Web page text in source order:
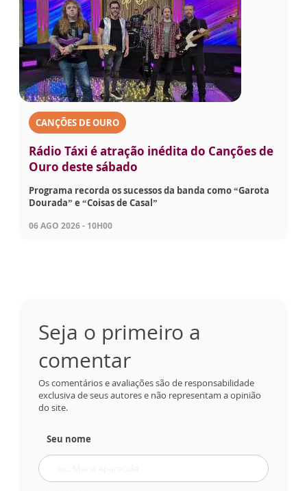
CANÇÕES DE OURO
Rádio Táxi é atração inédita do Canções de
Ouro deste sábado
Programa recorda os sucessos da banda como “Garota
Dourada” e “Coisas de Casal”
06 AGO 2026 - 10H00
Seja o primeiro a
comentar
Os comentários e avaliações são de responsabilidade
exclusiva de seus autores e não representam a opinião
do site.
Seu nome